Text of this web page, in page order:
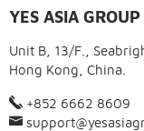
YES ASIA GROUP
Unit B, 13/F.,
Hong Kong, China.
+852 6662 8609